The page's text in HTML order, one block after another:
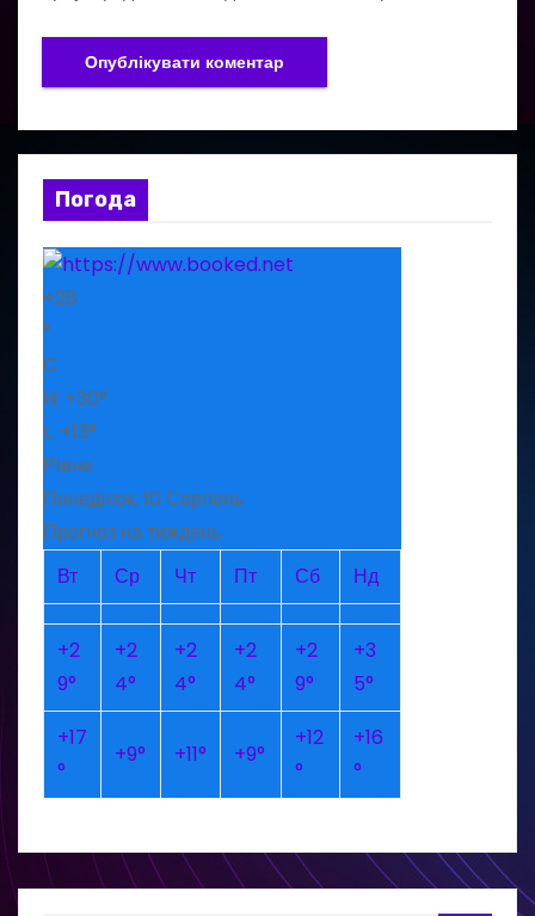
Погода
+28
°
C
H: +30°
L: +13°
Рівне
Понеділок, 10 Серпень
Прогноз на тиждень
Вт
Ср Чт Пт Сб Нд
+2
9°
+2
4°
+2
4°
+2
4°
+2
9°
+3
5°
+17
°
+9° +11° +9°
+12
°
+16
°